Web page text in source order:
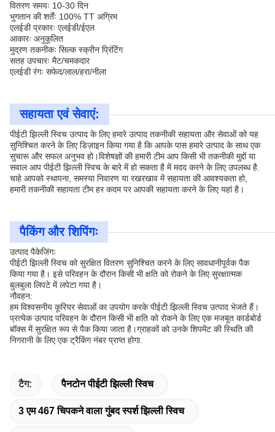
वितरण समयः 10-30 दिन
भुगतान की शर्तेंः 100% TT अग्रिम
एलईडी प्रकारः एलईडी/ईएल
आकारः अनुकूलित
मुद्रण तकनीकः सिल्क स्क्रीन प्रिंटिंग
सतह उपचारः मैट/चमकदार
एलईडी रंगः सफेद/लाल/हरा/नीला
सहायता एवं सेवाएं:
पीईटी झिल्ली स्विच उत्पाद के लिए हमारे उत्पाद तकनीकी सहायता और सेवाओं को यह
सुनिश्चित करने के लिए डिज़ाइन किया गया है कि आपके पास हमारे उत्पाद के साथ एक
सुचारू और सफल अनुभव हो।विशेषज्ञों की हमारी टीम आप किसी भी तकनीकी मुद्दों या
सवाल आप पीईटी झिल्ली स्विच के बारे में हो सकता है में मदद करने के लिए उपलब्ध है.
चाहे आपको स्थापना, समस्या निवारण या रखरखाव में सहायता की आवश्यकता हो,
हमारी तकनीकी सहायता टीम हर कदम पर आपकी सहायता करने के लिए यहां है।
पैकिंग और शिपिंगः
उत्पाद पैकेजिंगः
पीईटी झिल्ली स्विच को सुरक्षित वितरण सुनिश्चित करने के लिए सावधानीपूर्वक पैक
किया गया है। इसे परिवहन के दौरान किसी भी क्षति को रोकने के लिए सुरक्षात्मक
बुलबुला लिपटे में लपेटा गया है।
नौवहन:
हम विश्वसनीय कूरियर सेवाओं का उपयोग करके पीईटी झिल्ली स्विच उत्पाद भेजते हैं।
प्रत्येक उत्पाद परिवहन के दौरान किसी भी क्षति को रोकने के लिए एक मजबूत कार्डबोर्ड
बॉक्स में सुरक्षित रूप से पैक किया जाता है।ग्राहकों को उनके शिपमेंट की स्थिति की
निगरानी के लिए एक ट्रैकिंग नंबर प्राप्त होगा.
टैग: पैनटोन पीईटी झिल्ली स्विच
3 एम 467 चिपकने वाला गुंबद स्पर्श झिल्ली स्विच